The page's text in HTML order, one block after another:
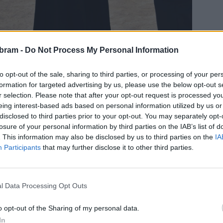
- Do Not Process My Personal Information
opt-out of the sale, sharing to third parties, or processing of your
for targeted advertising by us, please use the below opt-out
selection. Please note that after your opt-out request is processed
interest-based ads based on personal information utilized by us
to third parties prior to your opt-out. You may separately
of your personal information by third parties on the IAB’s list of
This information may also be disclosed by us to third parties on the
Participants that may further disclose it to other third parties.
Data Processing Opt Outs
opt-out of the Sharing of my personal data.
Pro hosty a zaměstnance věznice byl připravený
evangelijního příběhu o povolání celníka Matouše.
Účastníci měli možnost reflektovat nad vlastními
hodnotami a hledat inspiraci pro svou budoucnost.
V hlavní části programu bylo odpoledne uvedeno
divadelní představení s názvem „Dopis“, které bylo
obecenstva, představuje sílu umění a jeho schopnost
si přejí prožít atmosféru tohoto unikátního divadelního
výše)
událostí, která propojila kulturní projevy, duchovní